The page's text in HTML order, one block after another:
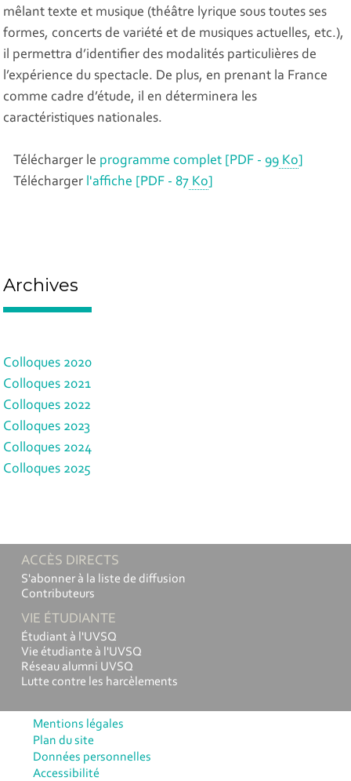
mêlant texte et musique (théâtre lyrique sous toutes ses
formes, concerts de variété et de musiques actuelles, etc.),
il permettra d’identifier des modalités particulières de
l’expérience du spectacle. De plus, en prenant la France
comme cadre d’étude, il en déterminera les
caractéristiques nationales.
Télécharger le programme complet [PDF - 99 Ko]
Télécharger l'affiche [PDF - 87 Ko]
Archives
Colloques 2020
Colloques 2021
Colloques 2022
Colloques 2023
Colloques 2024
Colloques 2025
ACCÈS DIRECTS
S'abonner à la liste de diffusion
Contributeurs
VIE ÉTUDIANTE
Étudiant à l'UVSQ
Vie étudiante à l'UVSQ
Réseau alumni UVSQ
Lutte contre les harcèlements
Mentions légales
Plan du site
Données personnelles
Accessibilité